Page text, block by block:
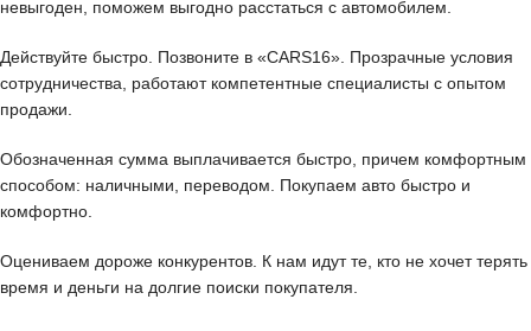
невыгоден, поможем выгодно расстаться с автомобилем.
Действуйте быстро. Позвоните в «CARS16». Прозрачные условия
сотрудничества, работают компетентные специалисты с опытом
продажи.
Обозначенная сумма выплачивается быстро, причем комфортным
способом: наличными, переводом. Покупаем авто быстро и
комфортно.
Оцениваем дороже конкурентов. К нам идут те, кто не хочет терять
время и деньги на долгие поиски покупателя.